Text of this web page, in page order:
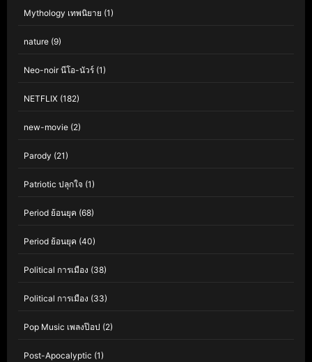
Mythology เทพนิยาย (1)
nature (9)
Neo-noir นีโอ-นัวร์ (1)
NETFLIX (182)
new-movie (2)
Parody (21)
Patriotic ปลุกใจ (1)
Period ย้อนยุค (68)
Period ย้อนยุค (40)
Political การเมือง (38)
Political การเมือง (33)
Pop Music เพลงป๊อป (2)
Post-Apocalyptic (1)